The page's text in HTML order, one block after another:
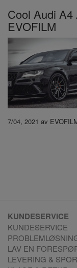
Cool Audi A4
EVOFILM
7/04, 2021 av
KUNDESERVICE
KUNDESERVICE
LAV EN
LEVERING &